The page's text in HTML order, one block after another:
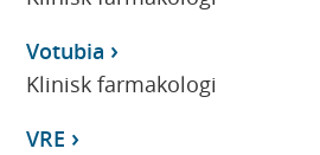
Votubia
Klinisk farmakologi
VRE